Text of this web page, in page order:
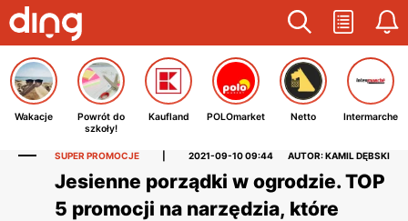
Wakacje
Powrót do
szkoły!
Kaufland POLOmarket Netto Intermarche
SUPER PROMOCJE 2021-09-10 09:44 AUTOR: KAMIL DĘBSKI
Jesienne porządki w ogrodzie. TOP
5 promocji na narzędzia, które